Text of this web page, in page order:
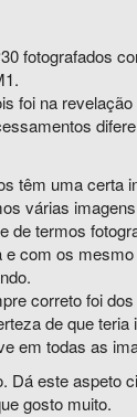
fotografados
foi na
têm uma certa
várias
de termos
e com os
correto foi
de que
em todas as
Dá este aspeto
gosto muito.